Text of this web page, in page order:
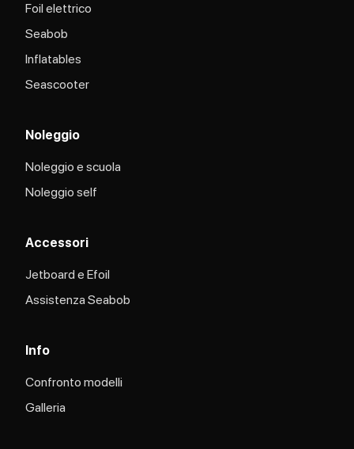
Foil elettrico
Seabob
Inflatables
Seascooter
Noleggio
Noleggio e scuola
Noleggio self
Accessori
Jetboard e Efoil
Assistenza Seabob​
Info
Confronto modelli
Galleria